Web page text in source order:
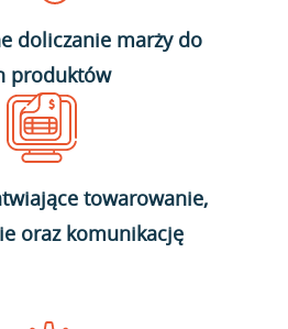
doliczanie marży do
produktów
towarowanie,
oraz komunikację